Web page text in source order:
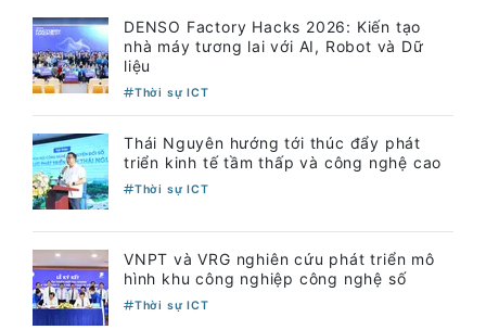
DENSO Factory Hacks 2026: Kiến tạo
nhà máy tương lai với AI, Robot và Dữ
liệu
Thời sự ICT
Thái Nguyên hướng tới thúc đẩy phát
triển kinh tế tầm thấp và công nghệ cao
Thời sự ICT
VNPT và VRG nghiên cứu phát triển mô
hình khu công nghiệp công nghệ số
Thời sự ICT